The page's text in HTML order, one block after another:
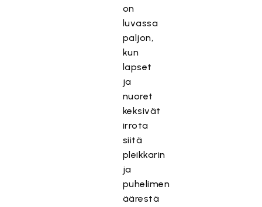
on
luvassa
paljon,
kun
lapset
ja
nuoret
keksivät
irrota
siitä
pleikkarin
ja
puhelimen
äärestä